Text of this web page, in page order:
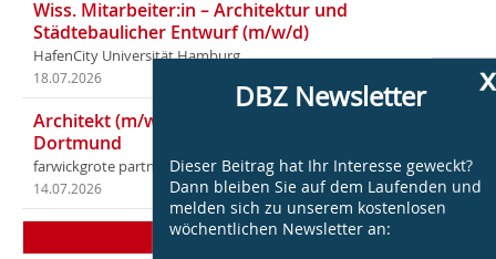
x
DBZ Newsletter
Dieser Beitrag hat Ihr Interesse geweckt?
Dann bleiben Sie auf dem Laufenden und
melden sich zu unserem kostenlosen
wöchentlichen Newsletter an:
Wiss. Mitarbeiter:in – Architektur und
Städtebaulicher Entwurf (m/w/d)
HafenCity Universität Hamburg
18.07.2026
Architekt (m/w/d) für LPH 1-5 in Ahaus oder
Dortmund
farwickgrote partner Architekten BDA Stadtplaner PartmbB
in Ahaus (+1 weiterer Standort)
14.07.2026
Mehr Stellen